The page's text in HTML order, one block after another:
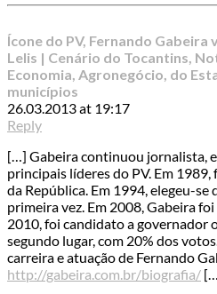
Ícone do PV, Fernando Gabeira
Lelis | Cenário do Tocantins,
Economia, Agronegócio, do
municípios
26.03.2013 at 19:17
Reply
[…] Gabeira continuou jornalista,
principais líderes do PV. Em
da República. Em 1994, elegeu-
primeira vez. Em 2008, Gabeira
2010, foi candidato a governador
segundo lugar, com 20% dos
carreira e atuação de Fernando
http://gabeira.com.br/biografia/